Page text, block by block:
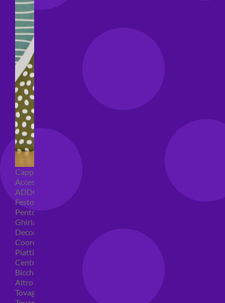
Cappellini per feste
Accessori per feste
ADDOBBI COMPLEANNO
Festoni compleanno
Pentolacce
Ghirlande decorative
Decorazioni tavola
Coordinati tavola per feste
Piatti compleanno
Centrotavola
Bicchieri feste
Altro
Tovaglioli